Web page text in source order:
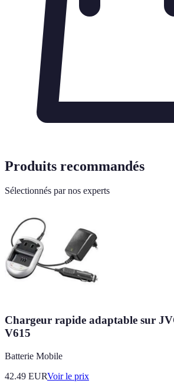
Produits recommandés
Sélectionnés par nos experts
Chargeur rapide adaptable sur
V615
Batterie Mobile
42.49 EURVoir le prix